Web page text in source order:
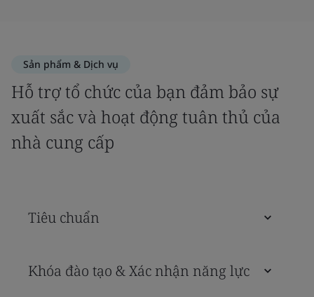
Sản phẩm & Dịch vụ
Hỗ trợ tổ chức của bạn đảm bảo sự
xuất sắc và hoạt động tuân thủ của
nhà cung cấp
Tiêu chuẩn
Khóa đào tạo & Xác nhận năng lực